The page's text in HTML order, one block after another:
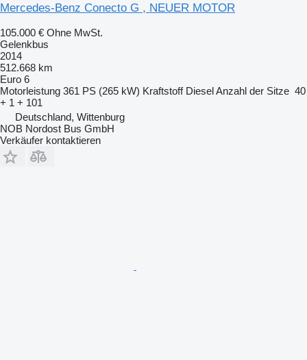
Mercedes-Benz Conecto G , NEUER MOTOR
105.000 € Ohne MwSt.
Gelenkbus
2014
512.668 km
Euro 6
Motorleistung 361 PS (265 kW) Kraftstoff DieselAnzahl der Sitze 40
+ 1 + 101
Deutschland, Wittenburg
NOB Nordost Bus GmbH
Verkäufer kontaktieren